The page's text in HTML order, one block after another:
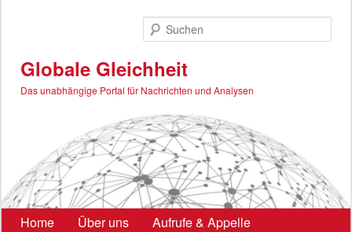
Globale Gleichheit
Das unabhängige Portal für Nachrichten und Analysen
Hauptmenü
Home Über uns
Aufrufe & Appelle